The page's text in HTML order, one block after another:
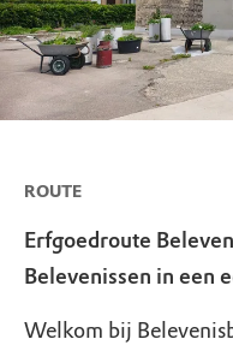
ROUTE
Erfgoedroute
Belevenissen in een
Welkom bij